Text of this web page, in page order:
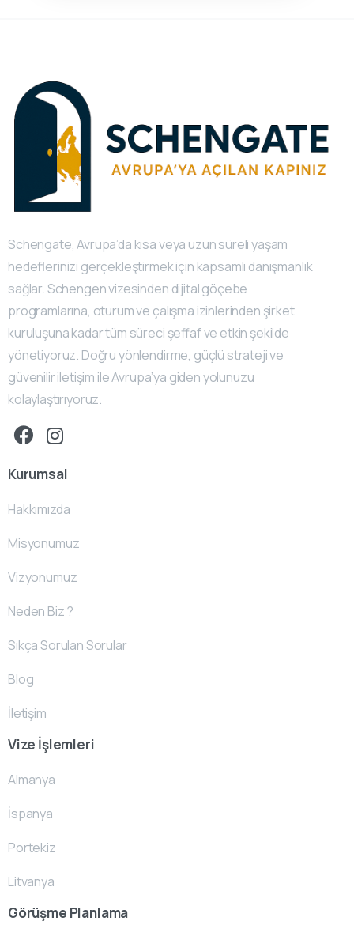
Schengate, Avrupa’da kısa veya uzun süreli yaşam
hedeflerinizi gerçekleştirmek için kapsamlı danışmanlık
sağlar. Schengen vizesinden dijital göçebe
programlarına, oturum ve çalışma izinlerinden şirket
kuruluşuna kadar tüm süreci şeffaf ve etkin şekilde
yönetiyoruz. Doğru yönlendirme, güçlü strateji ve
güvenilir iletişim ile Avrupa’ya giden yolunuzu
kolaylaştırıyoruz.
Kurumsal
Hakkımızda
Misyonumuz
Vizyonumuz
Neden Biz ?
Sıkça Sorulan Sorular
Blog
İletişim
Vize İşlemleri
Almanya
İspanya
Portekiz
Litvanya
Görüşme Planlama